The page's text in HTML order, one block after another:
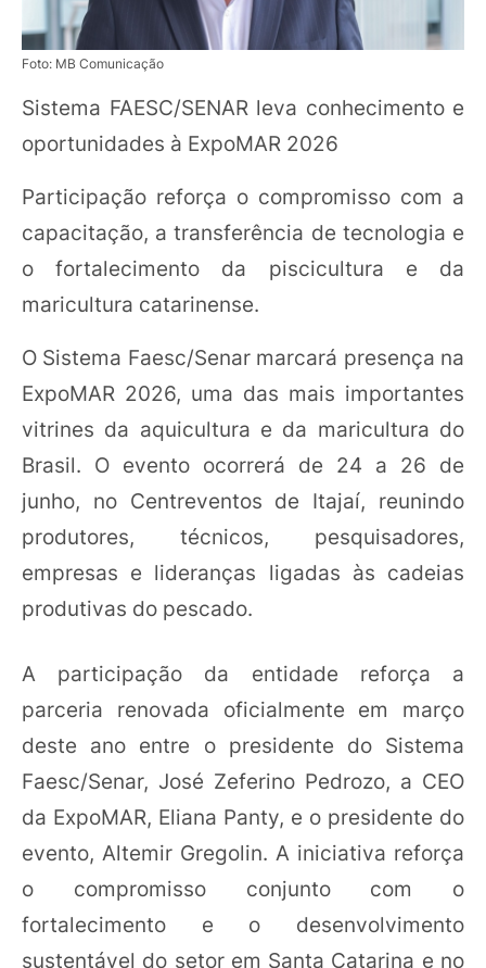
Foto: MB Comunicação
Sistema FAESC/SENAR leva conhecimento e
oportunidades à ExpoMAR 2026
Participação reforça o compromisso com a
capacitação, a transferência de tecnologia e
o fortalecimento da piscicultura e da
maricultura catarinense.
O Sistema Faesc/Senar marcará presença na
ExpoMAR 2026, uma das mais importantes
vitrines da aquicultura e da maricultura do
Brasil. O evento ocorrerá de 24 a 26 de
junho, no Centreventos de Itajaí, reunindo
produtores, técnicos, pesquisadores,
empresas e lideranças ligadas às cadeias
produtivas do pescado.
A participação da entidade reforça a
parceria renovada oficialmente em março
deste ano entre o presidente do Sistema
Faesc/Senar, José Zeferino Pedrozo, a CEO
da ExpoMAR, Eliana Panty, e o presidente do
evento, Altemir Gregolin. A iniciativa reforça
o compromisso conjunto com o
fortalecimento e o desenvolvimento
sustentável do setor em Santa Catarina e no